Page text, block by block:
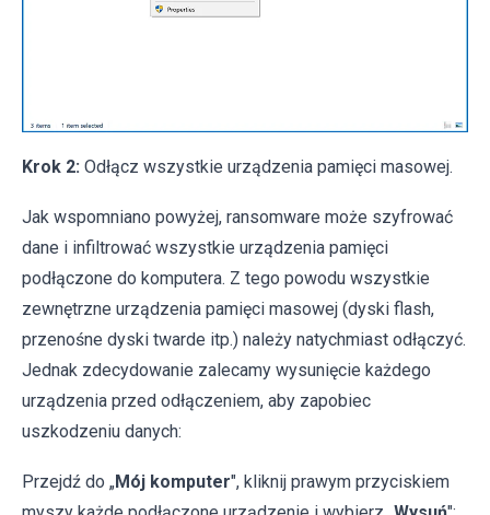
Krok 2: Odłącz wszystkie urządzenia pamięci masowej.
Jak wspomniano powyżej, ransomware może szyfrować
dane i infiltrować wszystkie urządzenia pamięci
podłączone do komputera. Z tego powodu wszystkie
zewnętrzne urządzenia pamięci masowej (dyski flash,
przenośne dyski twarde itp.) należy natychmiast odłączyć.
Jednak zdecydowanie zalecamy wysunięcie każdego
urządzenia przed odłączeniem, aby zapobiec
uszkodzeniu danych:
Przejdź do „Mój komputer", kliknij prawym przyciskiem